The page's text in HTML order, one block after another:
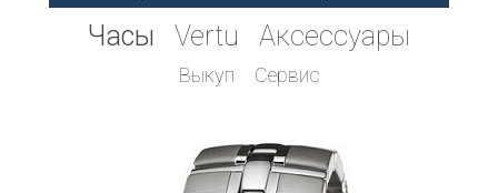
Часы Vertu Аксессуары
Выкуп Сервис